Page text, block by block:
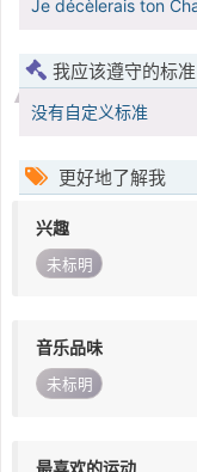
Je décèlerais ton
我应该遵守的标准
没有自定义标准
更好地了解我
兴趣
未标明
音乐品味
未标明
最喜欢的运动